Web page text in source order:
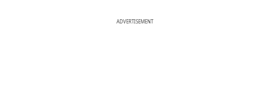
ADVERTISEMENT